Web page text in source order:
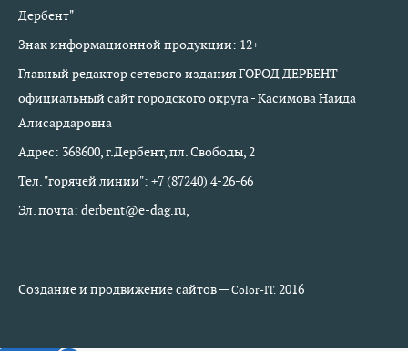
Дербент"
Знак информационной продукции: 12+
Главный редактор сетевого издания ГОРОД ДЕРБЕНТ
официальный сайт городского округа - Касимова Наида
Алисардаровна
Адрес: 368600, г.Дербент, пл. Свободы, 2
Тел. "горячей линии": +7 (87240) 4-26-66
Эл. почта: derbent@e-dag.ru,
Создание и продвижение сайтов —Color-IT.2016